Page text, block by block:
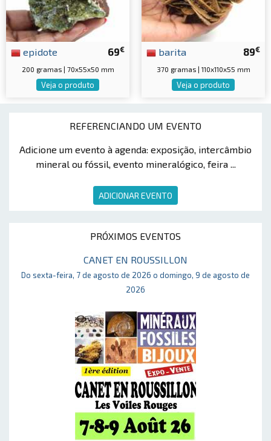
REFERENCIANDO UM EVENTO
Adicione um evento à agenda: exposição, intercâmbio
mineral ou fóssil, evento mineralógico, feira ...
ADICIONAR EVENTO
PRÓXIMOS EVENTOS
CANET EN ROUSSILLON
Do sexta-feira, 7 de agosto de 2026 o domingo, 9 de agosto de
2026
69€
epidote
200 gramas | 70x55x50 mm
Veja o produto
89€
barita
370 gramas | 110x110x55 mm
Veja o produto